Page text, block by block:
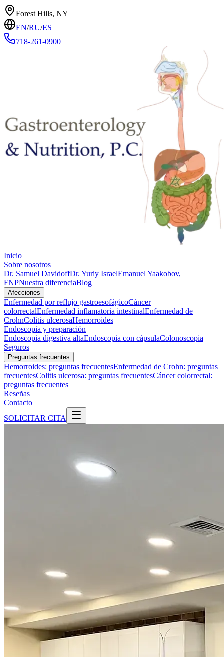
Forest Hills, NY
EN/RU/ES
718-261-0900
Inicio
Sobre nosotros
Dr. Samuel DavidoffDr. Yuriy IsraelEmanuel Yaakobov,
FNPNuestra diferenciaBlog
Afecciones
Enfermedad por reflujo gastroesofágicoCáncer
colorrectalEnfermedad inflamatoria intestinalEnfermedad de
CrohnColitis ulcerosaHemorroides
Endoscopia y preparación
Endoscopia digestiva altaEndoscopia con cápsulaColonoscopia
Seguros
Preguntas frecuentes
Hemorroides: preguntas frecuentesEnfermedad de Crohn: preguntas
frecuentesColitis ulcerosa: preguntas frecuentesCáncer colorrectal:
preguntas frecuentes
Reseñas
Contacto
SOLICITAR CITA